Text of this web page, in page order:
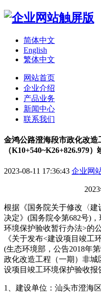
简体中文
English
繁体中文
网站首页
企业介绍
产品业务
新闻中心
联系我们
金鸿公路澄海段市政化改
（K10+540~K26+826.979
2023-08-11 17:36:43 企业网
根据《国务院关于修改〈
决定》(国务院令第682号)
环境保护验收暂行办法>的
《关于发布<建设项目竣工
(生态环境部，公告2018年
政化改造工程（一期）非城
设项目竣工环境保护验收报
1、建设单位：汕头市澄海